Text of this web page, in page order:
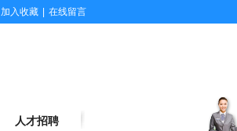
加入收藏 在线留言
人才招聘